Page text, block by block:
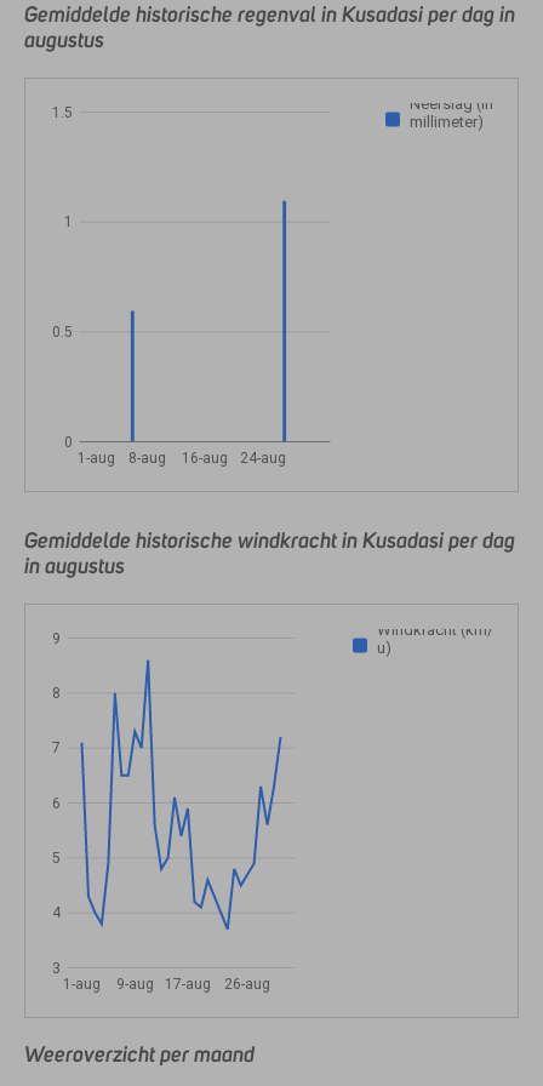
Gemiddelde historische regenval in Kusadasi per dag in
augustus
Neerslag (in
millimeter)
1-aug 8-aug 16-aug 24-aug
0
0.5
1
1.5
Gemiddelde historische windkracht in Kusadasi per dag
in augustus
Windkracht (km/
u)
1-aug 9-aug 17-aug 26-aug
3
4
5
6
7
8
9
Weeroverzicht per maand